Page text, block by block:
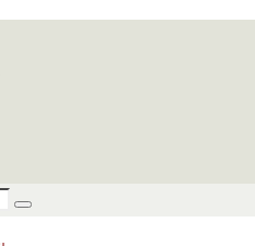
Cerca